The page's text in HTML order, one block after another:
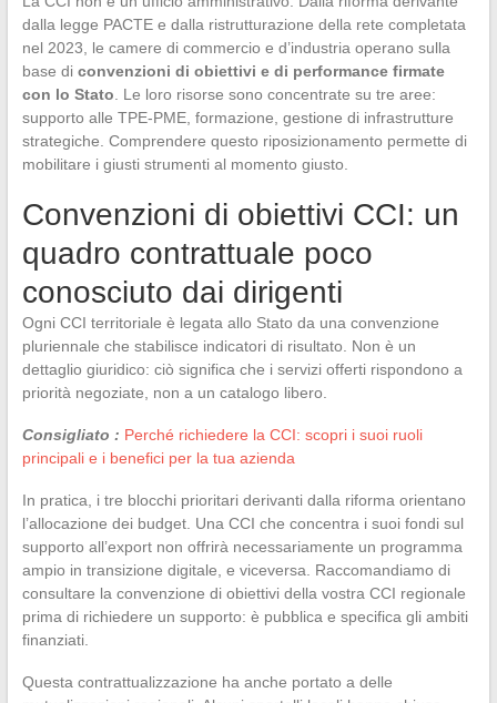
dalla legge PACTE e dalla ristrutturazione della rete completata
nel 2023, le camere di commercio e d’industria operano sulla
base di convenzioni di obiettivi e di performance firmate
con lo Stato . Le loro risorse sono concentrate su tre aree:
supporto alle TPE-PME, formazione, gestione di infrastrutture
strategiche. Comprendere questo riposizionamento permette di
mobilitare i giusti strumenti al momento giusto.
Convenzioni di obiettivi CCI: un
quadro contrattuale poco
conosciuto dai dirigenti
Ogni CCI territoriale è legata allo Stato da una convenzione
pluriennale che stabilisce indicatori di risultato. Non è un
dettaglio giuridico: ciò significa che i servizi offerti rispondono a
priorità negoziate, non a un catalogo libero.
Consigliato : Perché richiedere la CCI: scopri i suoi ruoli
principali e i benefici per la tua azienda
In pratica, i tre blocchi prioritari derivanti dalla riforma orientano
l’allocazione dei budget. Una CCI che concentra i suoi fondi sul
supporto all’export non offrirà necessariamente un programma
ampio in transizione digitale, e viceversa. Raccomandiamo di
consultare la convenzione di obiettivi della vostra CCI regionale
prima di richiedere un supporto: è pubblica e specifica gli ambiti
finanziati.
Questa contrattualizzazione ha anche portato a delle